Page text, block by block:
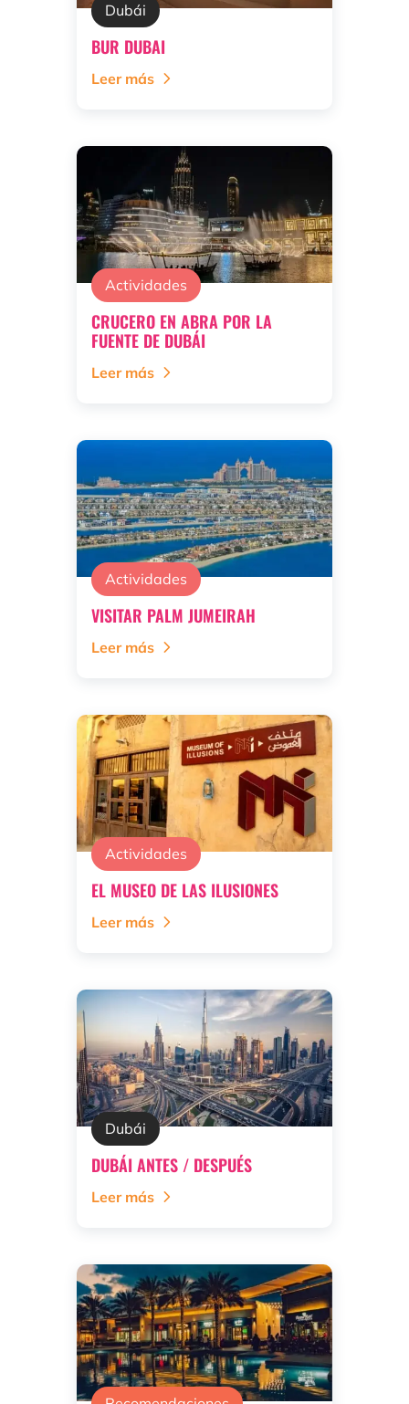
Dubái
BUR DUBAI
Leer más
Actividades
CRUCERO EN ABRA POR LA
FUENTE DE DUBÁI
Leer más
Actividades
VISITAR PALM JUMEIRAH
Leer más
Actividades
EL MUSEO DE LAS ILUSIONES
Leer más
Dubái
DUBÁI ANTES / DESPUÉS
Leer más